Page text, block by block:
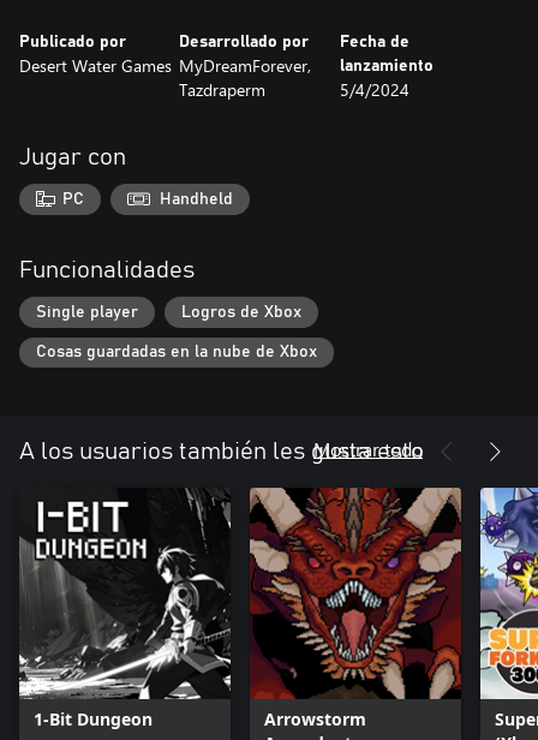
Publicado por
Desert Water Games
Desarrollado por
MyDreamForever,
Tazdraperm
Fecha de
lanzamiento
5/4/2024
Jugar con
PC Handheld
Funcionalidades
Single player Logros de Xbox
Cosas guardadas en la nube de Xbox
A los usuarios también les gusta esto
Mostrar todo
1-Bit Dungeon
Arrowstorm